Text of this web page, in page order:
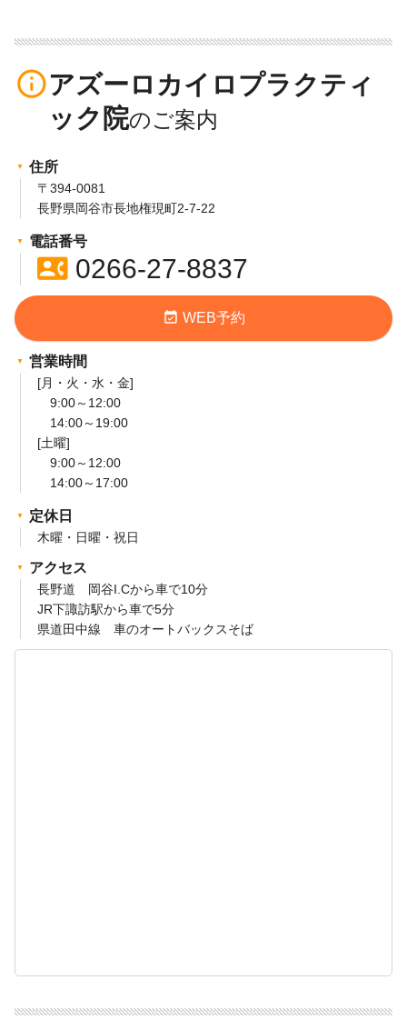
info_outlineアズーロカイロプラクティ
ック院
住所
〒394-0081
長野県岡谷市長地権現町2-7-22
電話番号
contact_phone0266-27-8837
event_available WEB予約
営業時間
[月・火・水・金]
9:00～12:00
14:00～19:00
[土曜]
9:00～12:00
14:00～17:00
定休日
木曜・日曜・祝日
アクセス
長野道 岡谷I.Cから車で10分
JR下諏訪駅から車で5分
県道田中線 車のオートバックスそば